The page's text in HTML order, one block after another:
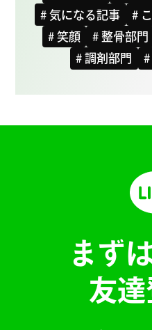
# 気になる記事
#
# 笑顔
# 整骨部門
# 調剤部門
#
まず
友達